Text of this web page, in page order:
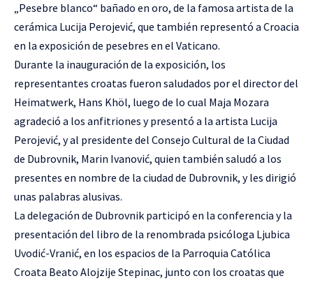
„Pesebre blanco“ bañado en oro, de la famosa artista de la
cerámica Lucija Perojević, que también representó a Croacia
en la exposición de pesebres en el Vaticano.
Durante la inauguración de la exposición, los
representantes croatas fueron saludados por el director del
Heimatwerk, Hans Khöl, luego de lo cual Maja Mozara
agradeció a los anfitriones y presentó a la artista Lucija
Perojević, y al presidente del Consejo Cultural de la Ciudad
de Dubrovnik, Marin Ivanović, quien también saludó a los
presentes en nombre de la ciudad de Dubrovnik, y les dirigió
unas palabras alusivas.
La delegación de Dubrovnik participó en la conferencia y la
presentación del libro de la renombrada psicóloga Ljubica
Uvodić-Vranić, en los espacios de la Parroquia Católica
Croata Beato Alojzije Stepinac, junto con los croatas que